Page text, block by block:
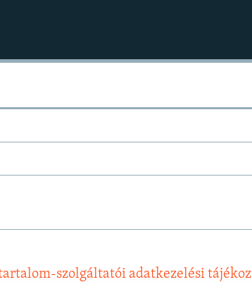
szolgáltatói adatkezelési